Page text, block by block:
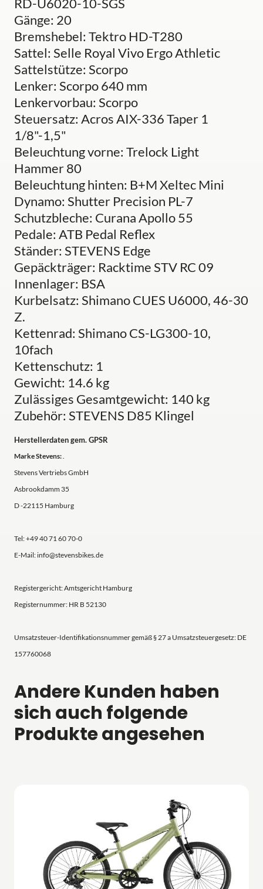
Gänge: 20
Bremshebel: Tektro HD-T280
Sattel: Selle Royal Vivo Ergo Athletic
Sattelstütze: Scorpo
Lenker: Scorpo 640 mm
Lenkervorbau: Scorpo
Steuersatz: Acros AIX-336 Taper 1
1/8"-1,5"
Beleuchtung vorne: Trelock Light
Hammer 80
Beleuchtung hinten: B+M Xeltec Mini
Dynamo: Shutter Precision PL-7
Schutzbleche: Curana Apollo 55
Pedale: ATB Pedal Reflex
Ständer: STEVENS Edge
Gepäckträger: Racktime STV RC 09
Innenlager: BSA
Kurbelsatz: Shimano CUES U6000, 46-30
Z.
Kettenrad: Shimano CS-LG300-10,
10fach
Kettenschutz: 1
Gewicht: 14.6 kg
Zulässiges Gesamtgewicht: 140 kg
Zubehör: STEVENS D85 Klingel
Herstellerdaten gem. GPSR
Marke Stevens:
Stevens Vertriebs GmbH
Asbrookdamm 35
D -22115 Hamburg
Tel: +49 40 71 60 70-0
E-Mail: info@stevensbikes.de
Registergericht: Amtsgericht Hamburg
Registernummer: HR B 52130
Umsatzsteuer-Identifikationsnummer gemäß § 27 a Umsatzsteuergesetz: DE
157760068
Andere Kunden haben
sich auch folgende
Produkte angesehen